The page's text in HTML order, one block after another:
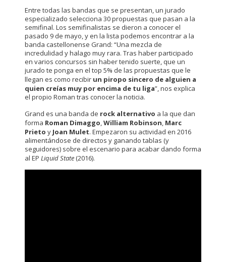
Entre todas las bandas que se presentan, un jurado
especializado selecciona 30 propuestas que pasan a la
semifinal. Los semifinalistas se dieron a conocer el
pasado 9 de mayo, y en la lista podemos encontrar a la
banda castellonense Grand: “Una mezcla de
incredulidad y halago muy rara. Tras haber participado
en varios concursos sin haber tenido suerte, que un
jurado te ponga en el top 5% de las propuestas que le
llegan es como recibir un piropo sincero de alguien a
quien creías muy por encima de tu liga”, nos explica
el propio Roman tras conocer la noticia.
Grand es una banda de rock alternativo a la que dan
forma Roman Dimaggo,William Robinson, Marc
Prieto y Joan Mulet. Empezaron su actividad en 2016
alimentándose de directos y ganando tablas (y
seguidores) sobre el escenario para acabar dando forma
al EP Liquid State (2016).